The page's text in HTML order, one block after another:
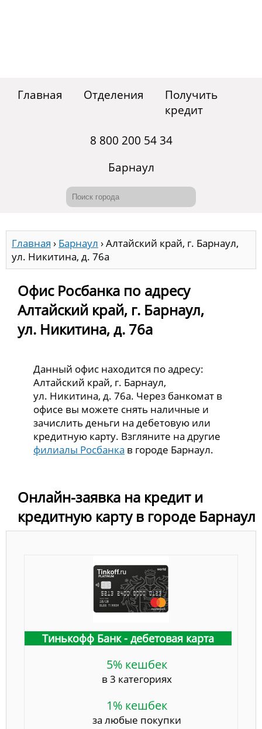
Главная Отделения
Получить
кредит
8 800 200 54 34
Барнаул
Главная › Барнаул ›Алтайский край, г. Барнаул,
ул. Никитина, д. 76а
Офис Росбанка по адресу
Алтайский край, г. Барнаул,
ул. Никитина, д. 76а
Данный офис находится по адресу:
Алтайский край, г. Барнаул,
ул. Никитина, д. 76а. Через банкомат в
офисе вы можете снять наличные и
зачислить деньги на дебетовую или
кредитную карту. Взгляните на другие
филиалы Росбанка в городе Барнаул.
Онлайн-заявка на кредит и
кредитную карту в городе Барнаул
Тинькофф Банк - дебетовая карта
5% кешбек
в 3 категориях
1% кешбек
за любые покупки